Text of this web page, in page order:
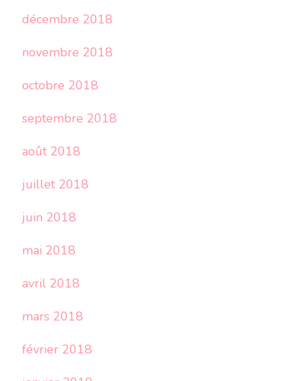
décembre 2018
novembre 2018
octobre 2018
septembre 2018
août 2018
juillet 2018
juin 2018
mai 2018
avril 2018
mars 2018
février 2018